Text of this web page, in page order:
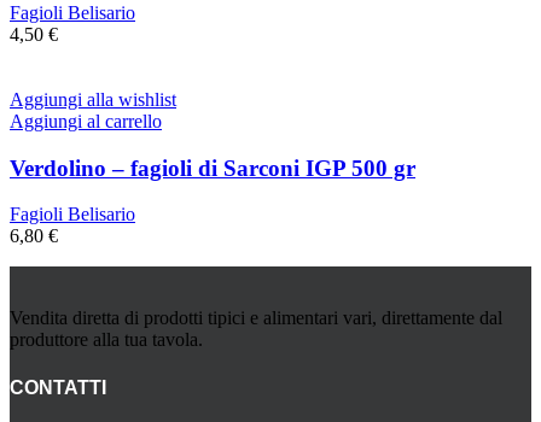
Fagioli Belisario
4,50 €
Aggiungi alla wishlist
Aggiungi al carrello
Verdolino – fagioli di Sarconi IGP 500 gr
Fagioli Belisario
6,80 €
Vendita diretta di prodotti tipici e alimentari vari, direttamente dal
produttore alla tua tavola.
CONTATTI